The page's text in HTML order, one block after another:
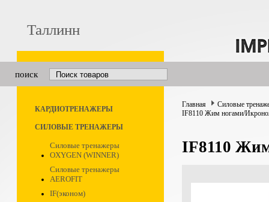
Таллинн
поиск
КАРДИОТРЕНАЖЕРЫ
СИЛОВЫЕ ТРЕНАЖЕРЫ
Силовые тренажеры
OXYGEN (WINNER)
Силовые тренажеры
AEROFIT
IF(эконом)
Главная
Силовые
IF8110 Жим ногами/
IF8110